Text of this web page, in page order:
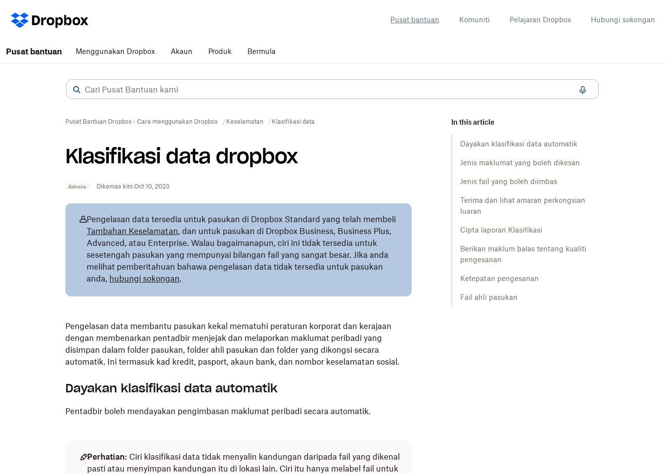
Pusat bantuan Komuniti Pelajaran Dropbox Hubungi sokongan
Pusat bantuan Menggunakan Dropbox Akaun Produk Bermula
Pusat Bantuan Dropbox - Cara menggunakan Dropbox Keselamatan Klasifikasi data
Klasifikasi data dropbox
Admins Dikemas kini Oct 10, 2023
In this article
Dayakan klasifikasi data automatik
Jenis maklumat yang boleh dikesan
Jenis fail yang boleh diimbas
Terima dan lihat amaran perkongsian
luaran
Cipta laporan Klasifikasi
Berikan maklum balas tentang kualiti
pengesanan
Ketepatan pengesanan
Fail ahli pasukan
Pengelasan data tersedia untuk pasukan di Dropbox Standard yang telah membeli
Tambahan Keselamatan, dan untuk pasukan di Dropbox Business, Business Plus,
Advanced, atau Enterprise. Walau bagaimanapun, ciri ini tidak tersedia untuk
sesetengah pasukan yang mempunyai bilangan fail yang sangat besar. Jika anda
melihat pemberitahuan bahawa pengelasan data tidak tersedia untuk pasukan
anda, hubungi sokongan.
Pengelasan data membantu pasukan kekal mematuhi peraturan korporat dan kerajaan
dengan membenarkan pentadbir menjejak dan melaporkan maklumat peribadi yang
disimpan dalam folder pasukan, folder ahli pasukan dan folder yang dikongsi secara
automatik. Ini termasuk kad kredit, pasport, akaun bank, dan nombor keselamatan sosial.
Dayakan klasifikasi data automatik
Pentadbir boleh mendayakan pengimbasan maklumat peribadi secara automatik.
Perhatian: Ciri klasifikasi data tidak menyalin kandungan daripada fail yang dikenal
pasti atau menyimpan kandungan itu di lokasi lain. Ciri itu hanya melabel fail untuk